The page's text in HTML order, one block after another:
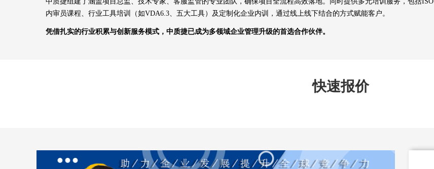
快速报价
内审员课程、行业工具培训（如VDA6.3、五大工具）及定制化企业内训，通过线上线下结合的方式赋能客户。
凭借扎实的行业积累与创新服务模式，中质捷已成为多领域企业管理升级的首选合作伙伴。